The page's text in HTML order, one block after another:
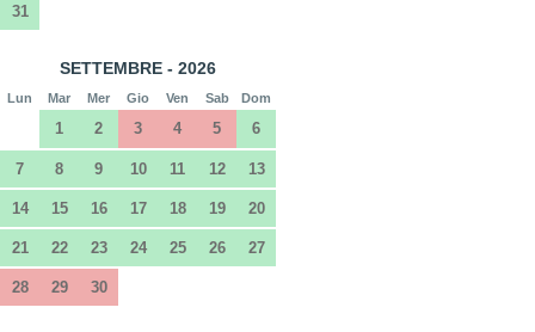
31
SETTEMBRE - 2026
Lun Mar Mer Gio Ven Sab Dom
1 2 3 4 5 6
7 8 9 10 11 12 13
14 15 16 17 18 19 20
21 22 23 24 25 26 27
28 29 30